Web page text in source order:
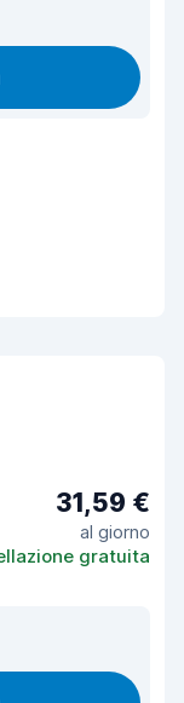
31,59 €
al giorno
gratuita